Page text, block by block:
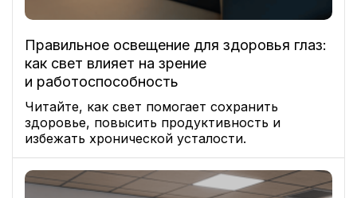
Правильное освещение для здоровья глаз:
как свет влияет на зрение
и работоспособность
Читайте, как свет помогает сохранить
здоровье, повысить продуктивность и
избежать хронической усталости.